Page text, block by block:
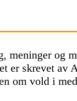
meninger og
er skrevet av
om vold i